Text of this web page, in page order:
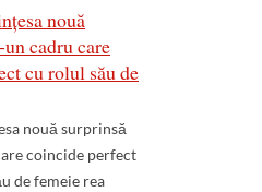
nouă surprinsă
coincide perfect
de femeie rea